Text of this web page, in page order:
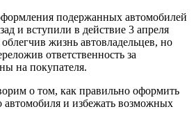
подержанных автомобилей
и вступили в действие 3 апреля
облегчив жизнь автовладельцев, но
ответственность за
на покупателя.
о том, как правильно оформить
и избежать возможных